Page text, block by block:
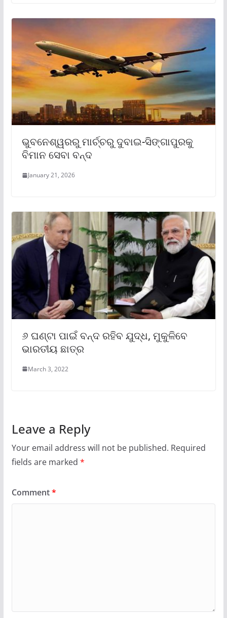
ଭୁବନେଶ୍ୱରରୁ ମାର୍ଚ୍ଚରୁ ଦୁବାଇ-ସିଙ୍ଗାପୁରକୁ
ବିମାନ ସେବା ବନ୍ଦ
January 21, 2026
୬ ଘଣ୍ଟା ପାଇଁ ବନ୍ଦ ରହିବ ଯୁଦ୍ଧ, ମୁକୁଳିବେ
ଭାରତୀୟ ଛାତ୍ର
March 3, 2022
Leave a Reply
Your email address will not be published. Required
fields are marked *
Comment*